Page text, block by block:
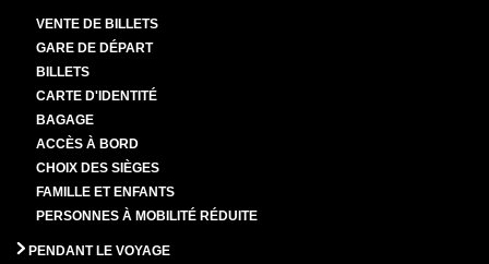
VENTE DE BILLETS
GARE DE DÉPART
BILLETS
CARTE D'IDENTITÉ
BAGAGE
ACCÈS À BORD
CHOIX DES SIÈGES
FAMILLE ET ENFANTS
PERSONNES À MOBILITÉ RÉDUITE
PENDANT LE VOYAGE